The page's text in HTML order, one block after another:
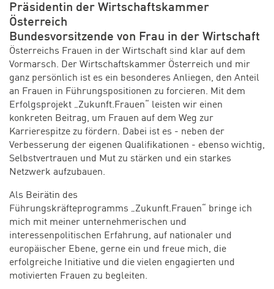
Präsidentin der Wirtschaftskammer
Österreich
Bundesvorsitzende von Frau in der Wirtschaft
Österreichs Frauen in der Wirtschaft sind klar auf dem
Vormarsch. Der Wirtschaftskammer Österreich und mir
ganz persönlich ist es ein besonderes Anliegen, den Anteil
an Frauen in Führungspositionen zu forcieren. Mit dem
Erfolgsprojekt „Zukunft.Frauen“ leisten wir einen
konkreten Beitrag, um Frauen auf dem Weg zur
Karrierespitze zu fördern. Dabei ist es - neben der
Verbesserung der eigenen Qualifikationen - ebenso wichtig,
Selbstvertrauen und Mut zu stärken und ein starkes
Netzwerk aufzubauen.
Als Beirätin des
Führungskräfteprogramms „Zukunft.Frauen“ bringe ich
mich mit meiner unternehmerischen und
interessenpolitischen Erfahrung, auf nationaler und
europäischer Ebene, gerne ein und freue mich, die
erfolgreiche Initiative und die vielen engagierten und
motivierten Frauen zu begleiten.